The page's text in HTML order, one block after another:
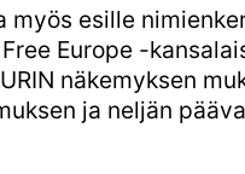
myös esille
Europe -
näkemyksen
ja neljän